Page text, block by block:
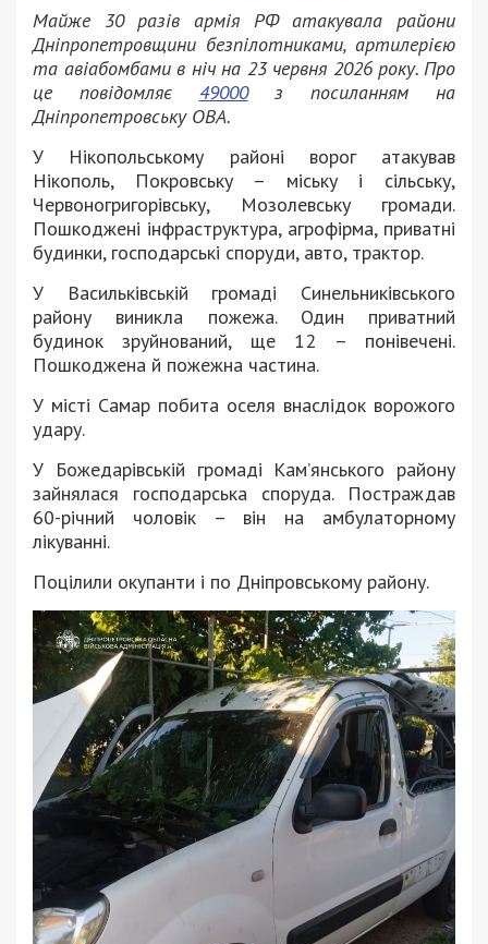
Майже 30 разів армія РФ атакувала райони
Дніпропетровщини безпілотниками, артилерією
та авіабомбами в ніч на 23 червня 2026 року. Про
це повідомляє 49000з посиланням на
Дніпропетровську ОВА.
У Нікопольському районі ворог атакував
Нікополь, Покровську – міську і сільську,
Червоногригорівську, Мозолевську громади.
Пошкоджені інфраструктура, агрофірма, приватні
будинки, господарські споруди, авто, трактор.
У Васильківській громаді Синельниківського
району виникла пожежа. Один приватний
будинок зруйнований, ще 12 – понівечені.
Пошкоджена й пожежна частина.
У місті Самар побита оселя внаслідок ворожого
удару.
У Божедарівській громаді Кам’янського району
зайнялася господарська споруда. Постраждав
60-річний чоловік – він на амбулаторному
лікуванні.
Поцілили окупанти і по Дніпровському району.